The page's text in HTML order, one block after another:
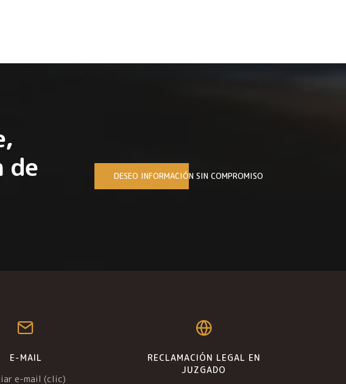
de
DESEO INFORMACIÓN SIN COMPROMISO
E-MAIL
e-mail (clic)
RECLAMACIÓN LEGAL EN
JUZGADO